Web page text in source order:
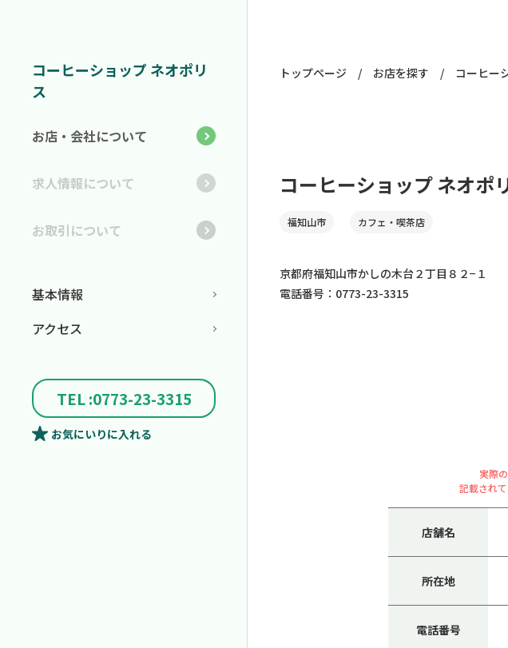
トップページ / お店を探す / コーヒー
コーヒーショップ ネオポ
福知山市 カフェ・喫茶店
京都府福知山市かしの木台２丁目８２−１
電話番号：0773-23-3315
実際
記載され
店舗名
所在地
電話番号
コーヒーショップ ネオポリ
ス
お店・会社について
求人情報について
お取引について
基本情報
アクセス
TEL :0773-23-3315
お気にいりに入れる